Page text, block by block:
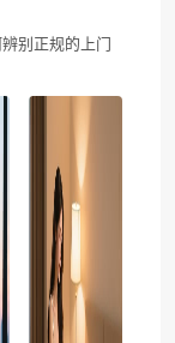
别正规的上门